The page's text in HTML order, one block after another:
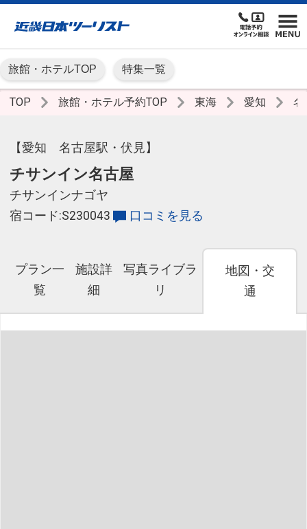
旅館・ホテルTOP 特集一覧
TOP 旅館・ホテル予約TOP 東海 愛知
【愛知 名古屋駅・伏見】
チサンイン名古屋
チサンインナゴヤ
宿コード:S230043
口コミを見る
プラン一
覧
施設詳
細
写真ライブラ
リ
地図・交
通